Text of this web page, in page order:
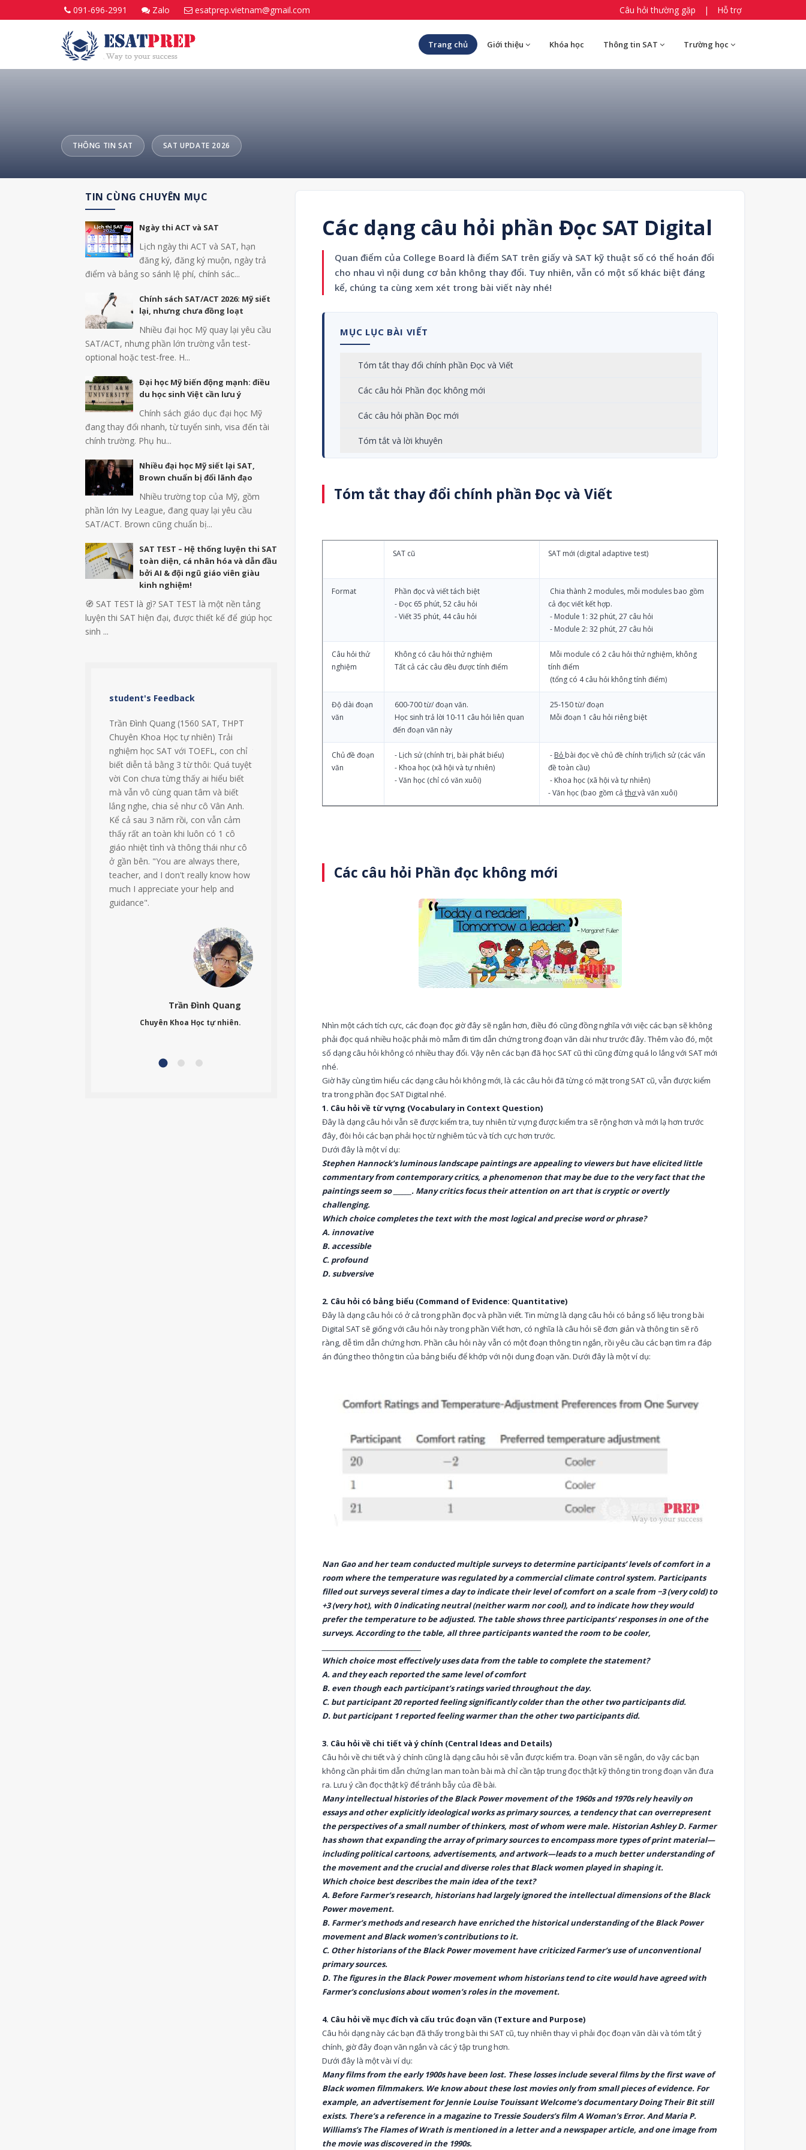
091-696-2991 Zalo esatprep.vietnam@gmail.com Câu hỏi thường gặp | Hỗ trợ
Trang chủ Giới thiệu Khóa học Thông tin SAT Trường học
THÔNG TIN SAT SAT UPDATE 2026
Các dạng câu hỏi phần Đọc SAT Digital
Quan điểm của College Board là điểm SAT trên giấy và SAT kỹ thuật số có thể hoán đổi
cho nhau vì nội dung cơ bản không thay đổi. Tuy nhiên, vẫn có một số khác biệt đáng
kể, chúng ta cùng xem xét trong bài viết này nhé!
MỤC LỤC BÀI VIẾT
Tóm tắt thay đổi chính phần Đọc và Viết
Các câu hỏi Phần đọc không mới
Các câu hỏi phần Đọc mới
Tóm tắt và lời khuyên
Tóm tắt thay đổi chính phần Đọc và Viết
SAT cũ SAT mới (digital adaptive test)
Format
Phần đọc và viết tách biệt
- Đọc 65 phút, 52 câu hỏi
- Viết 35 phút, 44 câu hỏi
Chia thành 2 modules, mỗi modules bao gồm
cả đọc viết kết hợp.
- Module 1: 32 phút, 27 câu hỏi
- Module 2: 32 phút, 27 câu hỏi
Câu hỏi thử
nghiệm
Không có câu hỏi thử nghiệm
Tất cả các câu đều được tính điểm
Mỗi module có 2 câu hỏi thử nghiệm, không
tính điểm
(tổng có 4 câu hỏi không tính điểm)
Độ dài đoạn
văn
600-700 từ/ đoạn văn.
Học sinh trả lời 10-11 câu hỏi liên quan
đến đoạn văn này
25-150 từ/ đoạn
Mỗi đoạn 1 câu hỏi riêng biệt
Chủ đề đoạn
văn
- Lịch sử (chính trị, bài phát biểu)
- Khoa học (xã hội và tự nhiên)
- Văn học (chỉ có văn xuôi)
- Bỏ bài đọc về chủ đề chính trị/lịch sử (các vấn
đề toàn cầu)
- Khoa học (xã hội và tự nhiên)
- Văn học (bao gồm cả thơvà văn xuôi)
Các câu hỏi Phần đọc không mới
Nhìn một cách tích cực, các đoạn đọc giờ đây sẽ ngắn hơn, điều đó cũng đồng nghĩa với việc các bạn sẽ không
phải đọc quá nhiều hoặc phải mò mẫm đi tìm dẫn chứng trong đoạn văn dài như trước đây. Thêm vào đó, một
số dạng câu hỏi không có nhiều thay đổi. Vậy nên các bạn đã học SAT cũ thì cũng đừng quá lo lắng với SAT mới
nhé.
Giờ hãy cùng tìm hiểu các dạng câu hỏi không mới, là các câu hỏi đã từng có mặt trong SAT cũ, vẫn được kiểm
tra trong phần đọc SAT Digital nhé.
1. Câu hỏi về từ vựng (Vocabulary in Context Question)
Đây là dạng câu hỏi vẫn sẽ được kiểm tra, tuy nhiên từ vựng được kiểm tra sẽ rộng hơn và mới lạ hơn trước
đây, đòi hỏi các bạn phải học từ nghiêm túc và tích cực hơn trước.
Dưới đây là một ví dụ:
Stephen Hannock’s luminous landscape paintings are appealing to viewers but have elicited little
commentary from contemporary critics, a phenomenon that may be due to the very fact that the
paintings seem so ______. Many critics focus their attention on art that is cryptic or overtly
challenging.
Which choice completes the text with the most logical and precise word or phrase?
A. innovative
B. accessible
C. profound
D. subversive
2. Câu hỏi có bảng biểu (Command of Evidence: Quantitative)
Đây là dạng câu hỏi có ở cả trong phần đọc và phần viết. Tin mừng là dạng câu hỏi có bảng số liệu trong bài
Digital SAT sẽ giống với câu hỏi này trong phần Viết hơn, có nghĩa là câu hỏi sẽ đơn giản và thông tin sẽ rõ
ràng, dễ tìm dẫn chứng hơn. Phần câu hỏi này vẫn có một đoạn thông tin ngắn, rồi yêu cầu các bạn tìm ra đáp
án đúng theo thông tin của bảng biểu để khớp với nội dung đoạn văn. Dưới đây là một ví dụ:
Nan Gao and her team conducted multiple surveys to determine participants’ levels of comfort in a
room where the temperature was regulated by a commercial climate control system. Participants
filled out surveys several times a day to indicate their level of comfort on a scale from −3 (very cold) to
+3 (very hot), with 0 indicating neutral (neither warm nor cool), and to indicate how they would
prefer the temperature to be adjusted. The table shows three participants’ responses in one of the
surveys. According to the table, all three participants wanted the room to be cooler,
Which choice most effectively uses data from the table to complete the statement?
A. and they each reported the same level of comfort
B. even though each participant’s ratings varied throughout the day.
C. but participant 20 reported feeling significantly colder than the other two participants did.
D. but participant 1 reported feeling warmer than the other two participants did.
3. Câu hỏi về chi tiết và ý chính (Central Ideas and Details)
Câu hỏi về chi tiết và ý chính cũng là dạng câu hỏi sẽ vẫn được kiểm tra. Đoạn văn sẽ ngắn, do vậy các bạn
không cần phải tìm dẫn chứng lan man toàn bài mà chỉ cần tập trung đọc thật kỹ thông tin trong đoạn văn đưa
ra. Lưu ý cần đọc thật kỹ để tránh bẫy của đề bài.
Many intellectual histories of the Black Power movement of the 1960s and 1970s rely heavily on
essays and other explicitly ideological works as primary sources, a tendency that can overrepresent
the perspectives of a small number of thinkers, most of whom were male. Historian Ashley D. Farmer
has shown that expanding the array of primary sources to encompass more types of print material—
including political cartoons, advertisements, and artwork—leads to a much better understanding of
the movement and the crucial and diverse roles that Black women played in shaping it.
Which choice best describes the main idea of the text?
A. Before Farmer’s research, historians had largely ignored the intellectual dimensions of the Black
Power movement.
B. Farmer’s methods and research have enriched the historical understanding of the Black Power
movement and Black women’s contributions to it.
C. Other historians of the Black Power movement have criticized Farmer’s use of unconventional
primary sources.
D. The figures in the Black Power movement whom historians tend to cite would have agreed with
Farmer’s conclusions about women’s roles in the movement.
4. Câu hỏi về mục đích và cấu trúc đoạn văn (Texture and Purpose)
Câu hỏi dạng này các bạn đã thấy trong bài thi SAT cũ, tuy nhiên thay vì phải đọc đoạn văn dài và tóm tắt ý
chính, giờ đây đoạn văn ngắn và các ý tập trung hơn.
Dưới đây là một vài ví dụ:
Many films from the early 1900s have been lost. These losses include several films by the first wave of
Black women filmmakers. We know about these lost movies only from small pieces of evidence. For
example, an advertisement for Jennie Louise Touissant Welcome’s documentary Doing Their Bit still
exists. There’s a reference in a magazine to Tressie Souders’s film A Woman’s Error. And Maria P.
Williams’s The Flames of Wrath is mentioned in a letter and a newspaper article, and one image from
the movie was discovered in the 1990s.
TIN CÙNG CHUYÊN MỤC
Ngày thi ACT và SAT
Lịch ngày thi ACT và SAT, hạn
đăng ký, đăng ký muộn, ngày trả
điểm và bảng so sánh lệ phí, chính sác...
Chính sách SAT/ACT 2026: Mỹ siết
lại, nhưng chưa đồng loạt
Nhiều đại học Mỹ quay lại yêu cầu
SAT/ACT, nhưng phần lớn trường vẫn test-
optional hoặc test-free. H...
Đại học Mỹ biến động mạnh: điều
du học sinh Việt cần lưu ý
Chính sách giáo dục đại học Mỹ
đang thay đổi nhanh, từ tuyển sinh, visa đến tài
chính trường. Phụ hu...
Nhiều đại học Mỹ siết lại SAT,
Brown chuẩn bị đổi lãnh đạo
Nhiều trường top của Mỹ, gồm
phần lớn Ivy League, đang quay lại yêu cầu
SAT/ACT. Brown cũng chuẩn bị...
SAT TEST – Hệ thống luyện thi SAT
toàn diện, cá nhân hóa và dẫn đầu
bởi AI & đội ngũ giáo viên giàu
kinh nghiệm!
🧭 SAT TEST là gì? SAT TEST là một nền tảng
luyện thi SAT hiện đại, được thiết kế để giúp học
sinh ...
student's Feedback
Trần Đình Quang (1560 SAT, THPT
Chuyên Khoa Học tự nhiên) Trải
nghiệm học SAT với TOEFL, con chỉ
biết diễn tả bằng 3 từ thôi: Quá tuyệt
vời Con chưa từng thấy ai hiểu biết
mà vẫn vô cùng quan tâm và biết
lắng nghe, chia sẻ như cô Vân Anh.
Kể cả sau 3 năm rồi, con vẫn cảm
thấy rất an toàn khi luôn có 1 cô
giáo nhiệt tình và thông thái như cô
ở gần bên. "You are always there,
teacher, and I don't really know how
much I appreciate your help and
guidance".
Trần Đình Quang
Chuyên Khoa Học tự nhiên.
Em thích nhất về độ thoải mái khi
thấy rất có động lực học và được
truyền cảm hứng. Em cảm thấy khoá
đầy đủ và cách dạy của cô cũng rất
Chuyên Ngoại Ngữ.
Em rất thích khóa học của cô Vân
Anh, đặc biệt tài liệu của cô siêu siêu
nhiều. Thi thoảng cô còn khao lớp
trà trà/cafe mỗi lúc thấy lớp “đuối
đuối” :D Lớp của em rất vui, sỹ số
trình học ngắn mà hiệu quả.
Dương Nguyễn